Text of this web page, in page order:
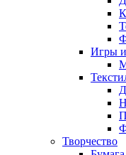
Игры
Творчество